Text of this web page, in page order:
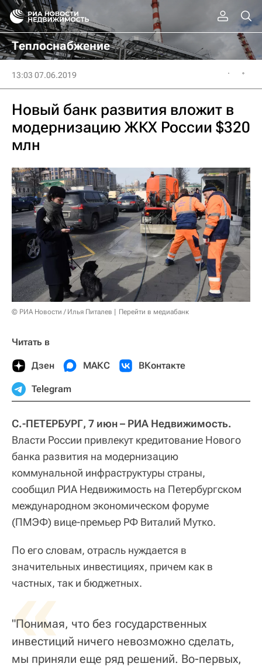
Теплоснабжение
13:03 07.06.2019
Новый банк развития вложит в
модернизацию ЖКХ России $320
млн
© РИА Новости / Илья Питалев Перейти в медиабанк
Читать в
Дзен МАКС ВКонтакте
Telegram
С.-ПЕТЕРБУРГ, 7 июн – РИА Недвижимость.
Власти России привлекут кредитование Нового
банка развития на модернизацию
коммунальной инфраструктуры страны,
сообщил РИА Недвижимость на Петербургском
международном экономическом форуме
(ПМЭФ) вице-премьер РФ Виталий Мутко.
По его словам, отрасль нуждается в
значительных инвестициях, причем как в
частных, так и бюджетных.
«
"Понимая, что без государственных
инвестиций ничего невозможно сделать,
мы приняли еще ряд решений. Во-первых,